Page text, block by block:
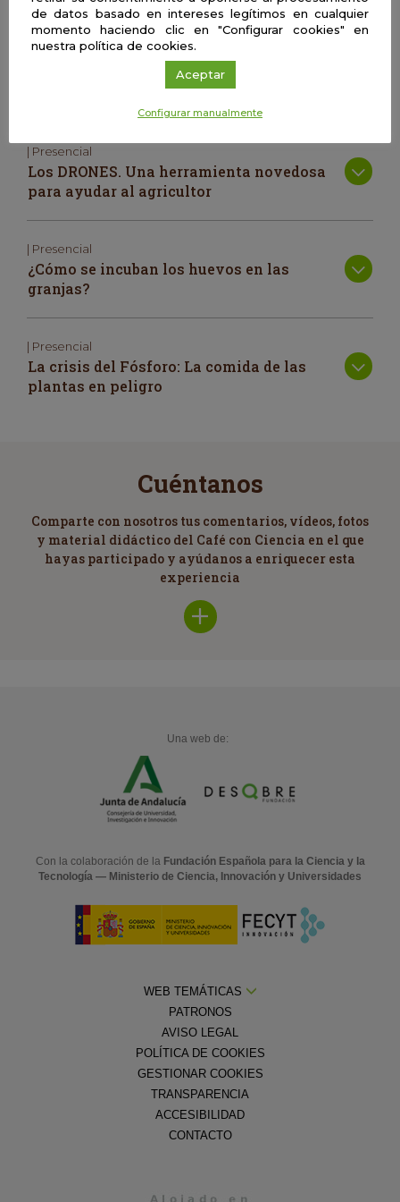
conversación que tendremos.
María José Martín-Palomo García
Universidad de Sevilla
| Presencial
Los DRONES. Una herramienta novedosa
para ayudar al agricultor
| Presencial
¿Cómo se incuban los huevos en las
granjas?
| Presencial
La crisis del Fósforo: La comida de las
plantas en peligro
Cuéntanos
Comparte con nosotros tus comentarios, vídeos, fotos
y material didáctico del Café con Ciencia en el que
hayas participado y ayúdanos a enriquecer esta
experiencia
Una web de:
Con la colaboración de la Fundación Española para la Ciencia y la
Tecnología — Ministerio de Ciencia, Innovación y Universidades
WEB TEMÁTICAS
PATRONOS
AVISO LEGAL
POLÍTICA DE COOKIES
GESTIONAR COOKIES
TRANSPARENCIA
ACCESIBILIDAD
CONTACTO
de datos basado en intereses legítimos en cualquier
momento haciendo clic en "Configurar cookies" en
nuestra política de cookies.
Aceptar
Configurar manualmente